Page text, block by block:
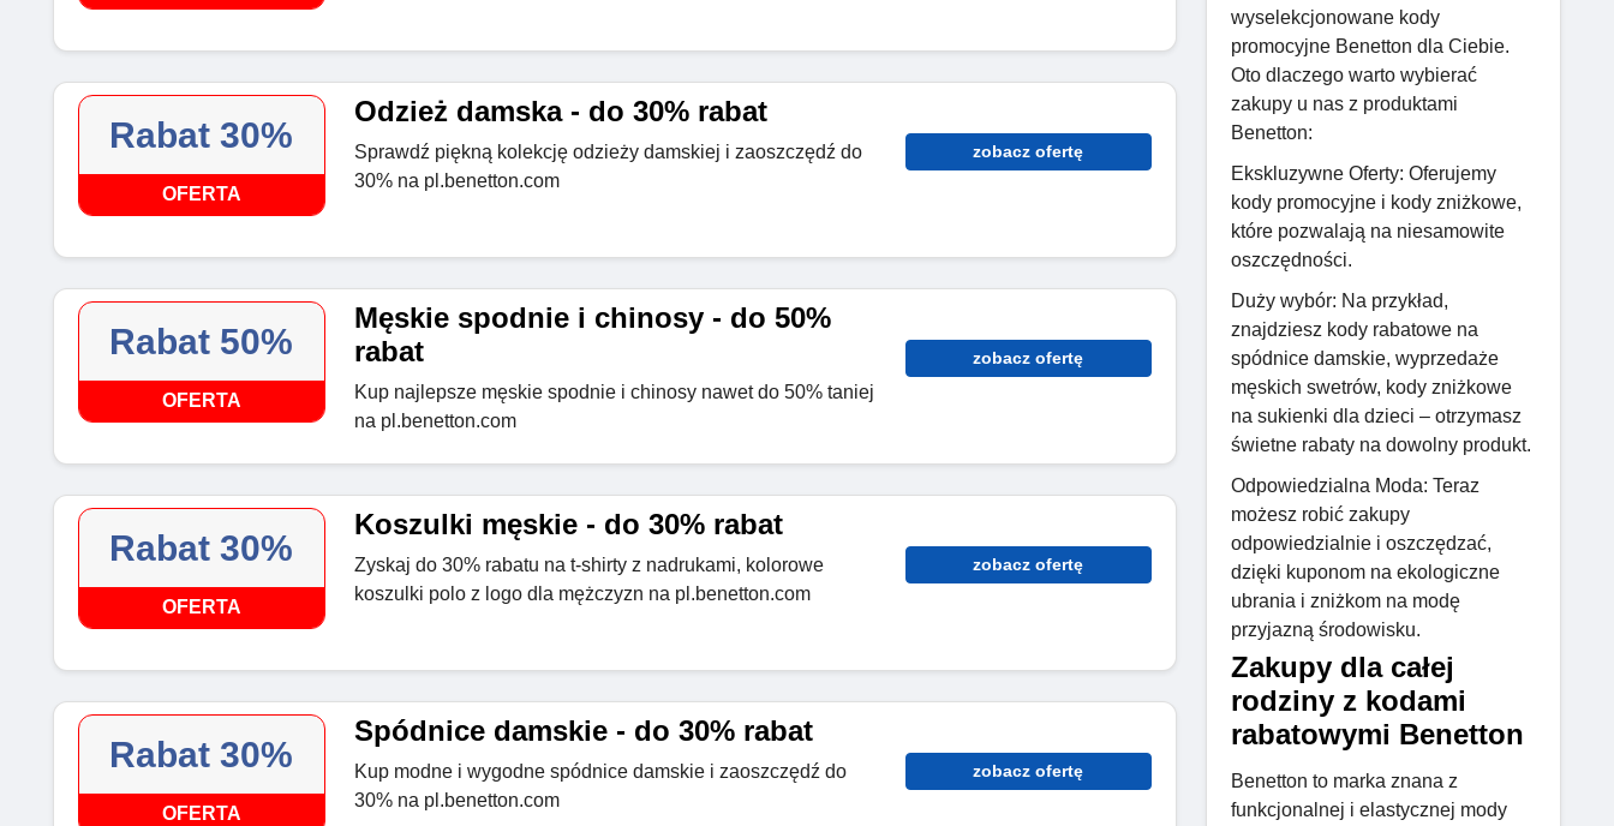
Rabat 30%
OFERTA
Odzież damska - do 30% rabat
Sprawdź piękną kolekcję odzieży damskiej i zaoszczędź do
30% na pl.benetton.com
zobacz ofertę
Rabat 50%
OFERTA
Męskie spodnie i chinosy - do 50%
rabat
Kup najlepsze męskie spodnie i chinosy nawet do 50% taniej
na pl.benetton.com
zobacz ofertę
Rabat 30%
OFERTA
Koszulki męskie - do 30% rabat
Zyskaj do 30% rabatu na t-shirty z nadrukami, kolorowe
koszulki polo z logo dla mężczyzn na pl.benetton.com
zobacz ofertę
Rabat 30%
OFERTA
Spódnice damskie - do 30% rabat
Kup modne i wygodne spódnice damskie i zaoszczędź do
30% na pl.benetton.com
zobacz ofertę
wyselekcjonowane kody
promocyjne Benetton dla Ciebie.
Oto dlaczego warto wybierać
zakupy u nas z produktami
Benetton:
Ekskluzywne Oferty: Oferujemy
kody promocyjne i kody zniżkowe,
które pozwalają na niesamowite
oszczędności.
Duży wybór: Na przykład,
znajdziesz kody rabatowe na
spódnice damskie, wyprzedaże
męskich swetrów, kody zniżkowe
na sukienki dla dzieci – otrzymasz
świetne rabaty na dowolny produkt.
Odpowiedzialna Moda: Teraz
możesz robić zakupy
odpowiedzialnie i oszczędzać,
dzięki kuponom na ekologiczne
ubrania i zniżkom na modę
przyjazną środowisku.
Zakupy dla całej
rodziny z kodami
rabatowymi Benetton
Benetton to marka znana z
funkcjonalnej i elastycznej mody